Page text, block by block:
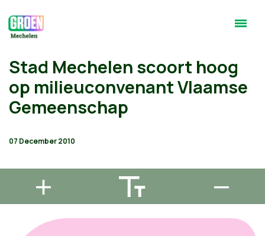
Stad Mechelen scoort hoog
op milieuconvenant Vlaamse
Gemeenschap
07 December 2010